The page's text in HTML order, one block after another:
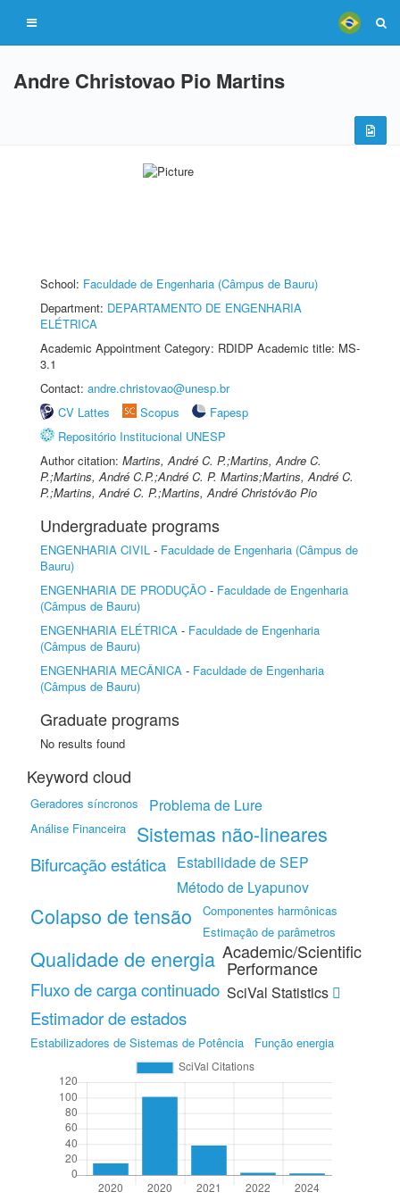
Andre Christovao Pio Martins
School: Faculdade de Engenharia (Câmpus de Bauru)
Department: DEPARTAMENTO DE ENGENHARIA
ELÉTRICA
Academic Appointment Category: RDIDP Academic title: MS-
3.1
Contact: andre.christovao@unesp.br
CV Lattes
Scopus
Fapesp
Repositório Institucional UNESP
Author citation: Martins, André C. P.;Martins, Andre C.
P.;Martins, André C.P.;André C. P. Martins;Martins, André C.
P.;Martins, André C. P.;Martins, André Christóvão Pio
Undergraduate programs
ENGENHARIA CIVIL - Faculdade de Engenharia (Câmpus de
Bauru)
ENGENHARIA DE PRODUÇÃO - Faculdade de Engenharia
(Câmpus de Bauru)
ENGENHARIA ELÉTRICA - Faculdade de Engenharia
(Câmpus de Bauru)
ENGENHARIA MECÂNICA - Faculdade de Engenharia
(Câmpus de Bauru)
Graduate programs
No results found
Keyword cloud
Geradores síncronos Problema de Lure
Análise Financeira Sistemas não-lineares
Bifurcação estática Estabilidade de SEP
Método de Lyapunov
Colapso de tensão
Componentes harmônicas
Estimação de parâmetros
Qualidade de energia
Fluxo de carga continuado
Estimador de estados
Estabilizadores de Sistemas de Potência Função energia
Academic/Scientific
Performance
SciVal Statistics